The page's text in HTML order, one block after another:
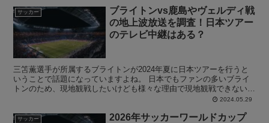
サッカー
ブライトンvs鹿島やヴェルディ戦
の地上波放送を調査！日本ツアー
のテレビ中継はある？
三笘薫選手が所属するブライトンが2024年夏に日本ツアーを行うと
いうことで話題になっていますよね。 日本でもファンの多いブライ
トンのため、現地観戦したいけども様々な理由で現地観戦できない人
2024.05.29
サッカー
2026年サッカーワールドカップ